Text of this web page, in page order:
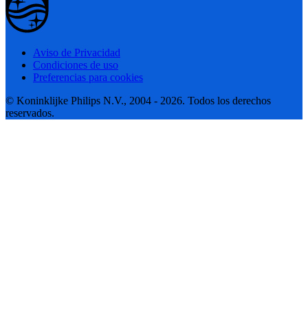
Aviso de Privacidad
Condiciones de uso
Preferencias para cookies
© Koninklijke Philips N.V., 2004 - 2026. Todos los derechos
reservados.